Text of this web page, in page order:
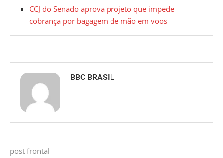
CCJ do Senado aprova projeto que impede
cobrança por bagagem de mão em voos
BBC BRASIL
post frontal